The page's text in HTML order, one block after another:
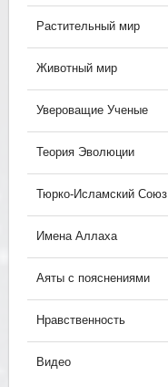
Растительный мир
Животный мир
Увероващие Ученые
Теория Эволюции
Тюрко-Исламский Союз
Имена Аллаха
Аяты с пояснениями
Нравственность
Видео